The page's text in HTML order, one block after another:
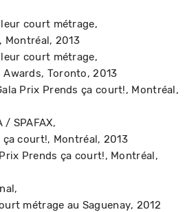
court métrage
Montréal 2013
court métrage
Awards Toronto 2013
Prix Prends ça court!
Montréal
/ SPAFAX
ça court!
Montréal 2013
Prends ça court!
Montréal
métrage au Saguenay 2012